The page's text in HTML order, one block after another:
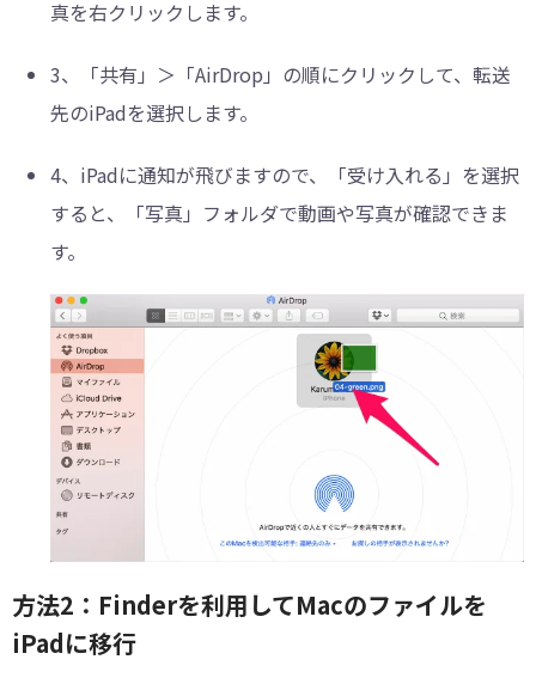
真を右クリックします。
3、
「共有」＞「AirDrop」の順にクリックして、転送
先のiPadを選択します。
4、 iPadに通知が飛びますので、「受け入れる」を選択
すると、「写真」フォルダで動画や写真が確認できま
す。
方法2：Finderを利用してMacのファイルを
iPadに移行